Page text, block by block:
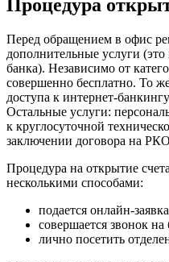
Процедура
Перед обращением в офис
дополнительные услуги
банка). Независимо от
совершенно бесплатно. То
доступа к интернет-
Остальные услуги:
к круглосуточной
заключении договора на
Процедура на открытие
несколькими способами:
подается онлайн-
совершается звонок
лично посетить